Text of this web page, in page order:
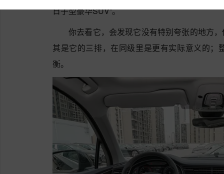
日子型豪华SUV”。
你去看它，会发现它没有特别夸张的地方
其是它的三排，在同级里是更有实际意义的
衡。